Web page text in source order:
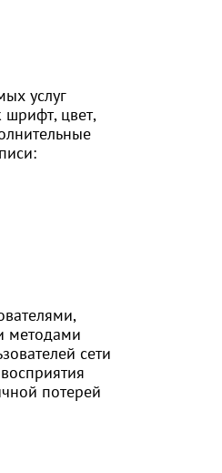
услуг
шрифт, цвет,
методами
сети
потерей